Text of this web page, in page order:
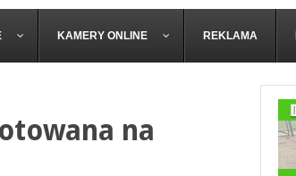
KAMERY ONLINE REKLAMA
na